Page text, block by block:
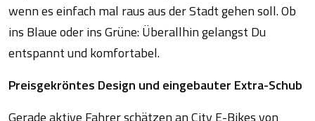
wenn es einfach mal raus aus der Stadt gehen soll. Ob
ins Blaue oder ins Grüne: Überallhin gelangst Du
entspannt und komfortabel.
Preisgekröntes Design und eingebauter Extra-Schub
Gerade aktive Fahrer schätzen an City E-Bikes von